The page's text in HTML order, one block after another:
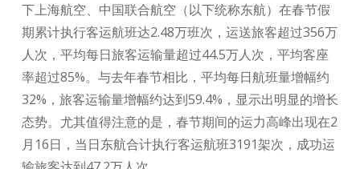
下上海航空、中国联合航空（以下统称东航）在春节假
期累计执行客运航班达2.48万班次，运送旅客超过356万
人次，平均每日旅客运输量超过44.5万人次，平均客座
率超过85%。与去年春节相比，平均每日航班量增幅约
32%，旅客运输量增幅约达到59.4%，显示出明显的增长
态势。尤其值得注意的是，春节期间的运力高峰出现在2
月16日，当日东航合计执行客运航班3191架次，成功运